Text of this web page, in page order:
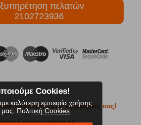
πελατών
2102723936
- Απολαύστε τις εξορμήσεις σας!
eshop netikon.gr
Cookies!
καλύτερη εμπειρία χρήσης
Πολιτική Cookies